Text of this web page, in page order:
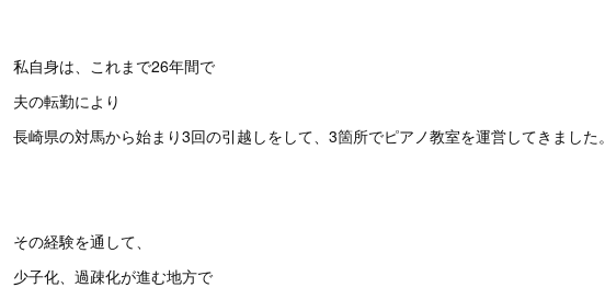
私自身は、これまで26年間で
夫の転勤により
長崎県の対馬から始まり3回の引越しをして、3箇所でピアノ教室を運営してきました。
その経験を通して、
少子化、過疎化が進む地方で